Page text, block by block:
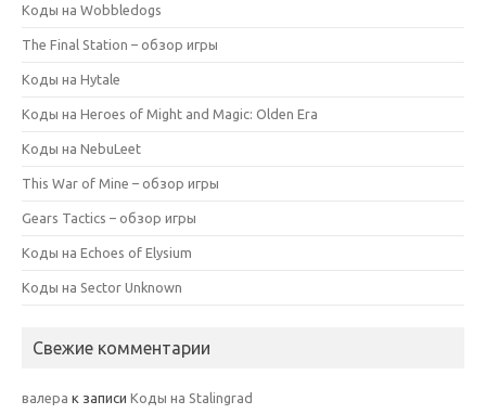
Коды на Wobbledogs
The Final Station – обзор игры
Коды на Hytale
Коды на Heroes of Might and Magic: Olden Era
Коды на NebuLeet
This War of Mine – обзор игры
Gears Tactics – обзор игры
Коды на Echoes of Elysium
Коды на Sector Unknown
Свежие комментарии
валера к записи Коды на Stalingrad